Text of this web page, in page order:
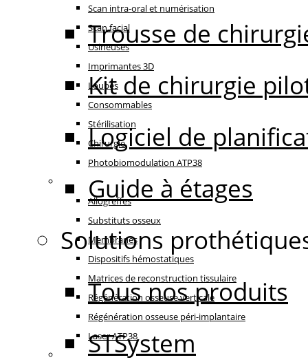
Scan intra-oral et numérisation
Scan facial
Usineuses
Imprimantes 3D
Loupes
Consommables
Stérilisation
Chirurgie
Photobiomodulation ATP38
Régénération
Allogreffes
Substituts osseux
Membranes
Dispositifs hémostatiques
Matrices de reconstruction tissulaire
Régénération osseuse verticale
Régénération osseuse péri-implantaire
Laser ATP38
Oral Care
Trousse de
Kit de chirurgie
Logiciel de
Guide à étages
Solutions
Tous nos produits
STSystem